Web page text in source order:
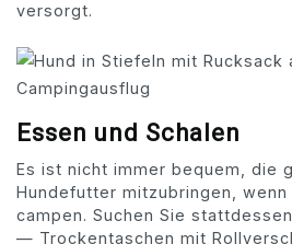
versorgt.
Essen und Schalen
Es ist nicht immer bequem, die
Hundefutter mitzubringen, wenn
campen. Suchen Sie
— Trockentaschen mit